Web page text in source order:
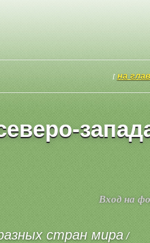
[ на
Вход на
стран мира/